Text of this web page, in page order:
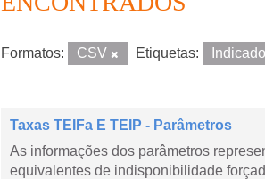
Formatos: CSV Etiquetas:
Taxas TEIFa E TEIP - Parâmetros
As informações dos parâmetros
equivalentes de indisponibilidade